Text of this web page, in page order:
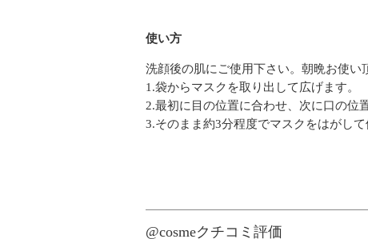
使い方
洗顔後の肌にご使用下さい。朝晩お使い
1.袋からマスクを取り出して広げます。
2.最初に目の位置に合わせ、次に口の位
3.そのまま約3分程度でマスクをはがして
@cosmeクチコミ評価